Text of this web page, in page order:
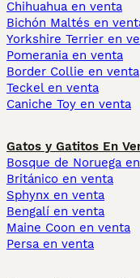
Chihuahua en venta
Bichón Maltés en
Yorkshire Terrier en
Pomerania en venta
Border Collie en venta
Teckel en venta
Caniche Toy en venta
Gatos y Gatitos En
Bosque de Noruega
Británico en venta
Sphynx en venta
Bengalí en venta
Maine Coon en venta
Persa en venta